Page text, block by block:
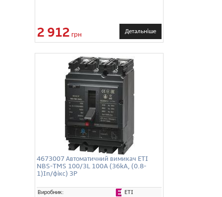
2 912 грн Детальніше
4673007 Автоматичний вимикач ETI
NBS-TMS 100/3L 100A (36kA, (0.8-
1)In/фікс) 3P
Виробник:
ETI